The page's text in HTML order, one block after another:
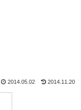
2014.05.02 2014.11.20